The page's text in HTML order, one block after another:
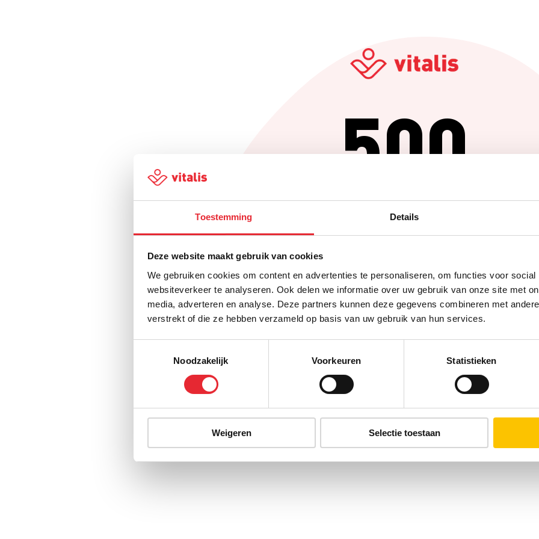
Toestemming Details
Deze website maakt gebruik van cookies
We gebruiken cookies om content en advertenties te personaliseren, om functies voor
websiteverkeer te analyseren. Ook delen we informatie over uw gebruik van onze site met
media, adverteren en analyse. Deze partners kunnen deze gegevens combineren met
verstrekt of die ze hebben verzameld op basis van uw gebruik van hun services.
Noodzakelijk
Voorkeuren Statistieken
Weigeren Selectie toestaan
500
Er is iets fout gegaan
Probeer het later opnieuw of ga terug naar de homepagina.
Home